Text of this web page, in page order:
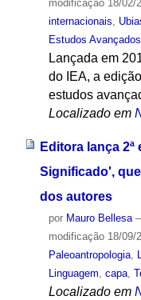
modificação18/02/
internacionais
Estudos Avançados
Lançada em
do IEA, a
estudos
Localizado em
Editora lança
Significado',
dos autores
por Mauro Bellesa
modificação18/09/
Paleoantropologia,
Linguagem, capa,
Localizado em